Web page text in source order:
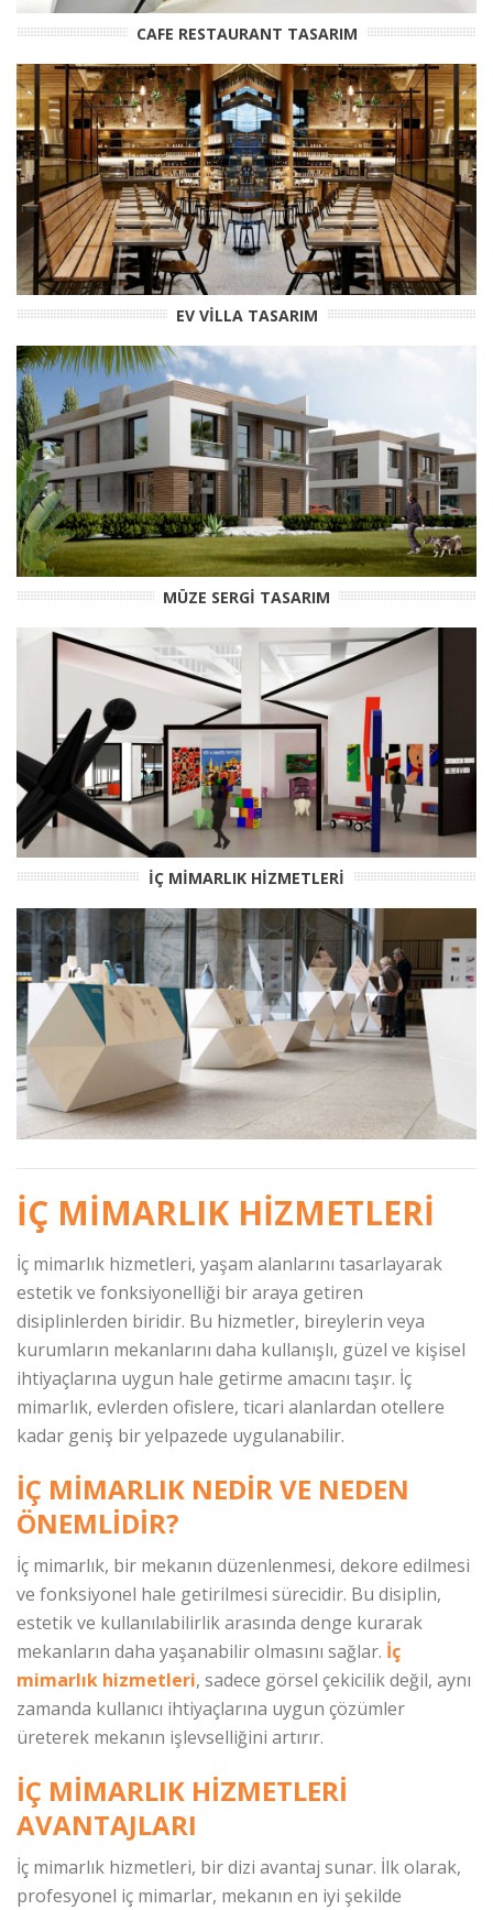
CAFE RESTAURANT TASARIM
EV VİLLA TASARIM
MÜZE SERGİ TASARIM
İÇ MİMARLIK HİZMETLERİ
İÇ MIMARLIK HIZMETLERI
İç mimarlık hizmetleri, yaşam alanlarını tasarlayarak
estetik ve fonksiyonelliği bir araya getiren
disiplinlerden biridir. Bu hizmetler, bireylerin veya
kurumların mekanlarını daha kullanışlı, güzel ve kişisel
ihtiyaçlarına uygun hale getirme amacını taşır. İç
mimarlık, evlerden ofislere, ticari alanlardan otellere
kadar geniş bir yelpazede uygulanabilir.
İÇ MIMARLIK NEDIR VE NEDEN
ÖNEMLIDIR?
İç mimarlık, bir mekanın düzenlenmesi, dekore edilmesi
ve fonksiyonel hale getirilmesi sürecidir. Bu disiplin,
estetik ve kullanılabilirlik arasında denge kurarak
mekanların daha yaşanabilir olmasını sağlar. İç
mimarlık hizmetleri, sadece görsel çekicilik değil, aynı
zamanda kullanıcı ihtiyaçlarına uygun çözümler
üreterek mekanın işlevselliğini artırır.
İÇ MIMARLIK HIZMETLERI
AVANTAJLARI
İç mimarlık hizmetleri, bir dizi avantaj sunar. İlk olarak,
profesyonel iç mimarlar, mekanın en iyi şekilde